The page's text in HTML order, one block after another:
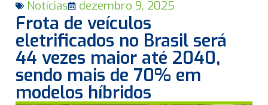
Notícias dezembro 9, 2025
Frota de veículos
eletrificados no Brasil será
44 vezes maior até 2040,
sendo mais de 70% em
modelos híbridos